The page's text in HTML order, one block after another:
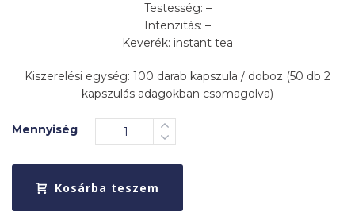
Testesség: –
Intenzitás: –
Keverék: instant tea
Kiszerelési egység: 100 darab kapszula / doboz (50 db 2
kapszulás adagokban csomagolva)
Mennyiség
Kosárba teszem